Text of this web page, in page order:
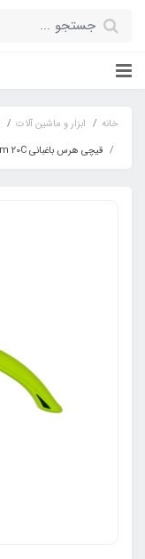
خانه ابزار و ماشین آلات
قیچی هرس باغبانی Zoom 20C